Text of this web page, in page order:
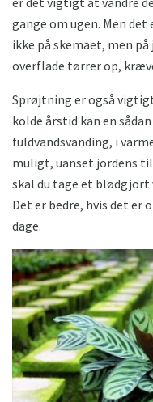
gange om ugen. Men
ikke på skemaet, men
overflade tørrer op,
Sprøjtning er også
kolde årstid kan en
fuldvandsvanding, i
muligt, uanset jordens
skal du tage et
Det er bedre, hvis det
dage.